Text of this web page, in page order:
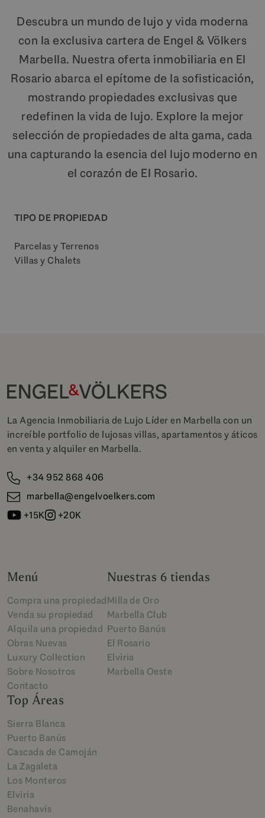
Descubra un mundo de lujo y vida moderna
con la exclusiva cartera de Engel & Völkers
Marbella. Nuestra oferta inmobiliaria en El
Rosario abarca el epítome de la sofisticación,
mostrando propiedades exclusivas que
redefinen la vida de lujo. Explore la mejor
selección de propiedades de alta gama, cada
una capturando la esencia del lujo moderno en
el corazón de El Rosario.
TIPO DE PROPIEDAD
Parcelas y Terrenos
Villas y Chalets
La Agencia Inmobiliaria de Lujo Líder en Marbella con un
increíble portfolio de lujosas villas, apartamentos y áticos
en venta y alquiler en Marbella.
+34 952 868 406
marbella@engelvoelkers.com
+15K
+20K
Menú
Compra una propiedad
Venda su propiedad
Alquila una propiedad
Obras Nuevas
Luxury Collection
Sobre Nosotros
Contacto
Nuestras 6 tiendas
Milla de Oro
Marbella Club
Puerto Banús
El Rosario
Elviria
Marbella Oeste
Top Áreas
Sierra Blanca
Puerto Banús
Cascada de Camoján
La Zagaleta
Los Monteros
Elviria
Benahavis